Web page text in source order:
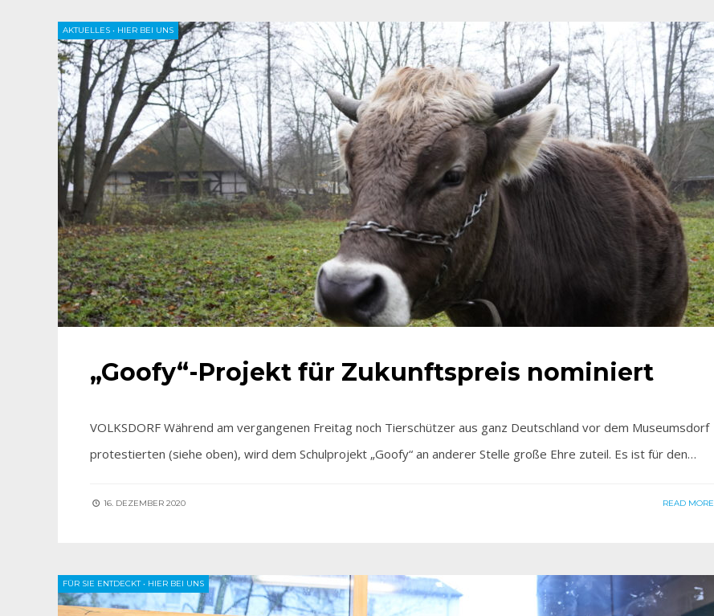
AKTUELLES • HIER BEI UNS
„Goofy“-Projekt für Zukunftspreis nominiert
VOLKSDORF Während am vergangenen Freitag noch Tierschützer aus ganz Deutschland vor dem Museumsdorf
protestierten (siehe oben), wird dem Schulprojekt „Goofy“ an anderer Stelle große Ehre zuteil. Es ist für den…
16. DEZEMBER 2020 READ MORE
FÜR SIE ENTDECKT• HIER BEI UNS